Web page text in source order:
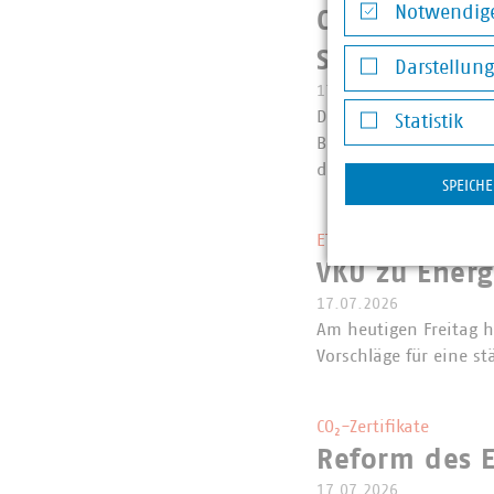
CO2-Preis
17.07.2026
Der Verband
die Weichen für den
ETS,
VKU zu
17.07.2026
Am heutigen Freitag
Vorschläge für eine
CO₂-Zertifikate
Reform des
17.07.2026
Notwendige
Darstellung
Statistik
Statistik